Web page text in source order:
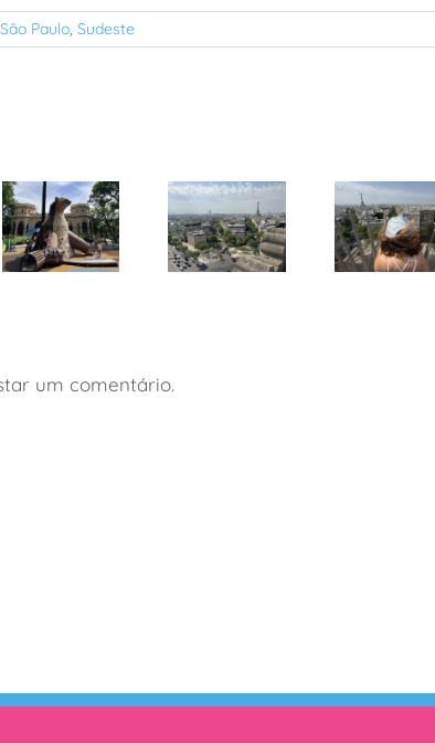
São Paulo, Sudeste
Pezinhos
Mundo
crianças
Paris: ótima
um comentário.